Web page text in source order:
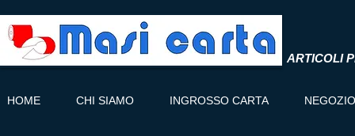
ARTICOLI
HOME CHI SIAMO INGROSSO CARTA NEGOZIO